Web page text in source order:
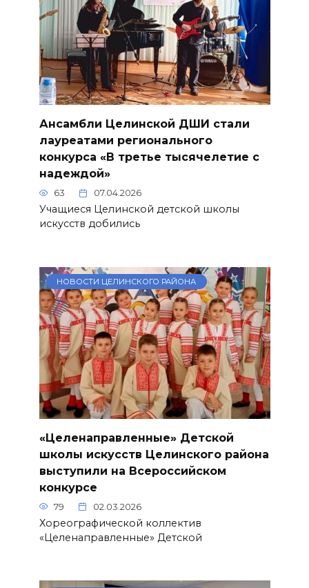
Ансамбли Целинской ДШИ стали
лауреатами регионального
конкурса «В третье тысячелетие с
надеждой»
63 07.04.2026
Учащиеся Целинской детской школы
искусств добились
НОВОСТИ ЦЕЛИНСКОГО РАЙОНА
«Целенаправленные» Детской
школы искусств Целинского района
выступили на Всероссийском
конкурсе
79 02.03.2026
Хореографической коллектив
«Целенаправленные» Детской